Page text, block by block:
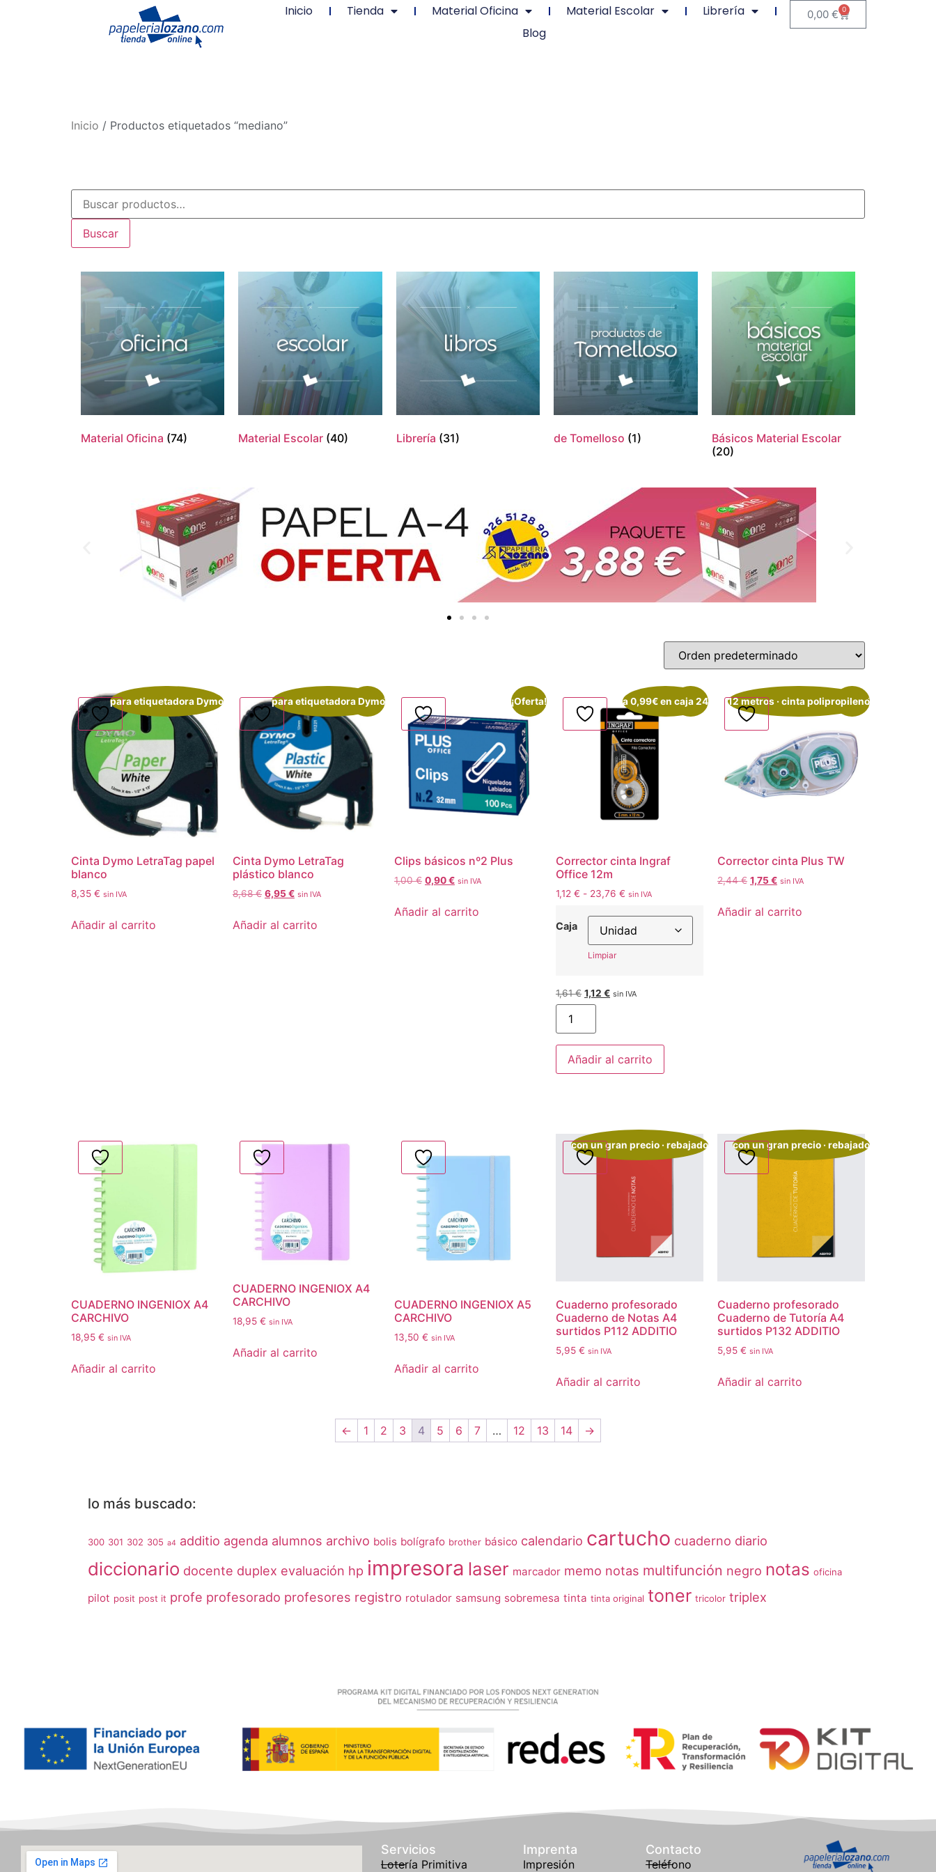
Inicio Tienda Material Oficina Material Escolar
Librería
Blog
0,00€ 0
Inicio / Productos etiquetados “mediano”
Buscar
Material Oficina (74) Material Escolar (40) Librería (31) de Tomelloso (1)
Básicos Material Escolar
(20)
para etiquetadora Dymo
Cinta Dymo LetraTag papel
blanco
8,35 € sin IVA
Añadir al carrito
¡Oferta!
para etiquetadora Dymo
Cinta Dymo LetraTag
plástico blanco
8,68€ 6,95€ sin IVA
Añadir al carrito
¡Oferta!
Clips básicos nº2 Plus
1,00€ 0,90€ sin IVA
Añadir al carrito
¡Oferta!
a 0,99€ en caja 24
Corrector cinta Ingraf
Office 12m
1,12 € - 23,76 € sin IVA
Caja
Limpiar
1,61€ 1,12 € sin IVA
Añadir al carrito
¡Oferta!
12 metros · cinta polipropileno
Corrector cinta Plus TW
2,44€ 1,75€ sin IVA
Añadir al carrito
CUADERNO INGENIOX A4
CARCHIVO
18,95 € sin IVA
Añadir al carrito
CUADERNO INGENIOX A4
CARCHIVO
18,95 € sin IVA
Añadir al carrito
CUADERNO INGENIOX A5
CARCHIVO
13,50 € sin IVA
Añadir al carrito
con un gran precio · rebajado
Cuaderno profesorado
Cuaderno de Notas A4
surtidos P112 ADDITIO
5,95 € sin IVA
Añadir al carrito
con un gran precio · rebajado
Cuaderno profesorado
Cuaderno de Tutoría A4
surtidos P132 ADDITIO
5,95 € sin IVA
Añadir al carrito
← 1 2 3 4 5 6 7 … 12 13 14 →
lo más buscado:
300 301 302 305 a4 additio agenda alumnos archivo bolis bolígrafo brother básico calendario cartucho cuaderno diario
diccionario docente duplex evaluación hp impresora laser marcador memo notas multifunción negro notas oficina
pilot posit post it profe profesorado profesores registro rotulador samsung sobremesa tinta tinta original toner tricolor triplex
Servicios
Lotería Primitiva
Imprenta
Impresión
Contacto
Teléfono